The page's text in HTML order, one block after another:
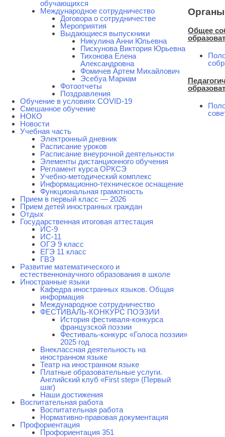
обучающихся
Международное сотрудничество
Договора о сотрудничестве
Мероприятия
Выдающиеся выпускники
Никулина Анни Юльевна
Пискунова Виктория Юрьевна
Тихонова Елена
Александровна
Фомичев Артем Михайлович
Эсебуа Мариам
Фотоотчеты
Поздравления
Обучение в условиях COVID-19
Смешанное обучение
НОКО
Новости
Учебная часть
Электронный дневник
Расписание уроков
Расписание внеурочной деятельности
Элементы дистанционного обучения
Регламент курса ОРКСЭ
Учебно-методический комплекс
Информационно-техническое оснащение
Функциональная грамотность
Прием в первый класс — 2026
Прием детей иностранных граждан
Отдых
Государственная итоговая аттестация
ИС-9
ИС-11
ОГЭ 9 класс
ЕГЭ 11 класс
ГВЭ
Развитие математического и
естественнонаучного образования в школе
Иностранные языки
Кафедра иностранных языков. Общая
информация
Международное сотрудничество
ФЕСТИВАЛЬ-КОНКУРС ПОЭЗИИ
История фестиваля-конкурса
французской поэзии
Фестиваль-конкурс «Голоса поэзии»
2025 год
Внеклассная деятельность на
иностранном языке
Театр на иностранном языке
Платные образовательные услуги.
Английский клуб «First step» (Первый
шаг)
Наши достижения
Воспитательная работа
Воспитательная работа
Нормативно-правовая документация
Профориентация
Профориентация 351
Общее